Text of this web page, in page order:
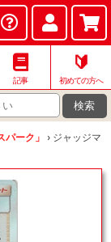
記事
🔰
初めての方へ
検索
ーク」 › ジャッジマ